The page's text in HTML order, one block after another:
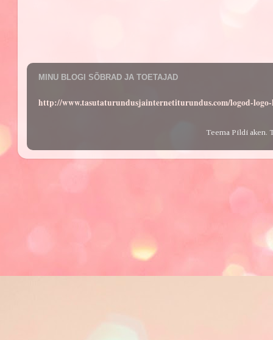
MINU BLOGI SÕBRAD JA TOETAJAD
http://www.tasutaturundusjainternetiturundus.com/logod-
Teema Pildi aken.